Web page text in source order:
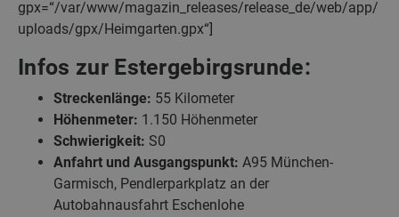
gpx=“/var/www/magazin_releases/release_de/web/app/
uploads/gpx/Heimgarten.gpx“]
Infos zur Estergebirgsrunde:
Streckenlänge: 55 Kilometer
Höhenmeter: 1.150 Höhenmeter
Schwierigkeit: S0
Anfahrt und Ausgangspunkt: A95 München-
Garmisch, Pendlerparkplatz an der
Autobahnausfahrt Eschenlohe